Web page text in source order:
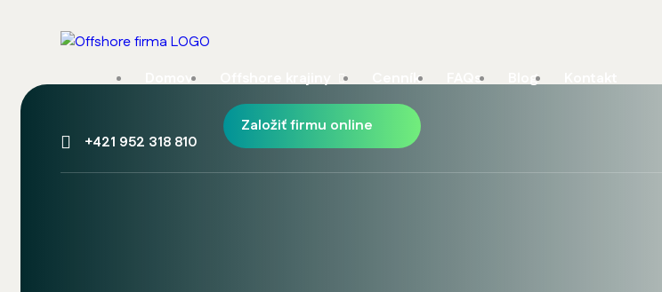
Domov Cenník FAQs Blog
+421 952 318 810
Založiť firmu online